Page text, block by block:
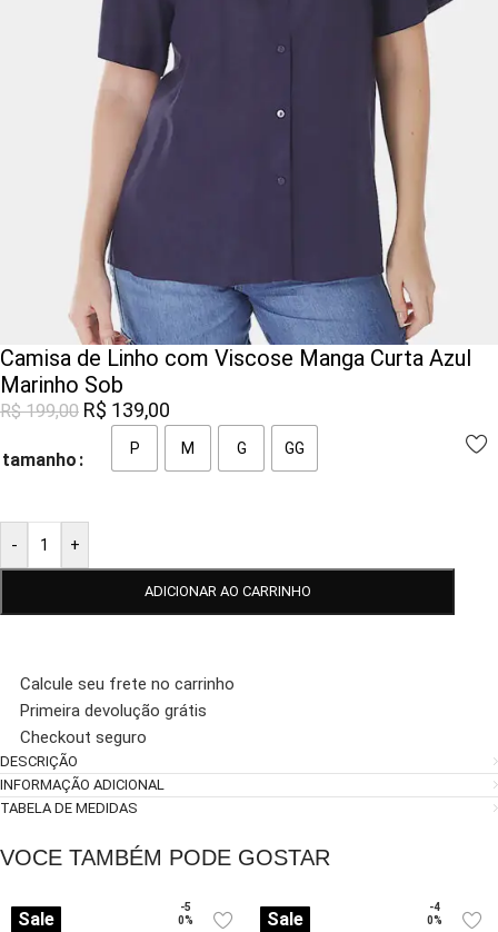
Camisa de Linho com Viscose Manga Curta Azul
Marinho Sob
R$199,00 R$ 139,00
tamanho
P M G GG
- +
ADICIONAR AO CARRINHO
Calcule seu frete no carrinho
Primeira devolução grátis
Checkout seguro
DESCRIÇÃO
INFORMAÇÃO ADICIONAL
TABELA DE MEDIDAS
VOCE TAMBÉM PODE GOSTAR
Sale
-5
0%
Sale
-4
0%